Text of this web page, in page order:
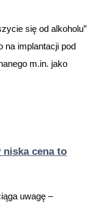
się od alkoholu”
na implantacji pod
m.in. jako
niska cena to
uwagę –